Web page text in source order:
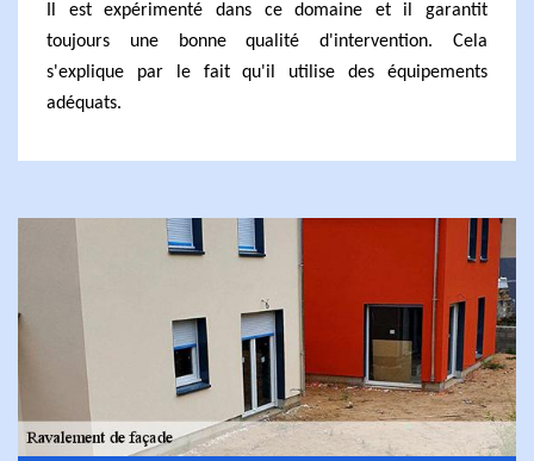
Il est expérimenté dans ce domaine et il garantit
toujours une bonne qualité d'intervention. Cela
s'explique par le fait qu'il utilise des équipements
adéquats.